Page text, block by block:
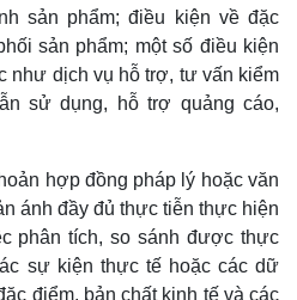
sản phẩm; điều kiện về đặc
sản phẩm; một số điều kiện
như dịch vụ hỗ trợ, tư vấn kiểm
sử dụng, hỗ trợ quảng cáo,
hợp đồng pháp lý hoặc văn
ánh đầy đủ thực tiễn thực hiện
phân tích, so sánh được thực
sự kiện thực tế hoặc các dữ
điểm, bản chất kinh tế và các